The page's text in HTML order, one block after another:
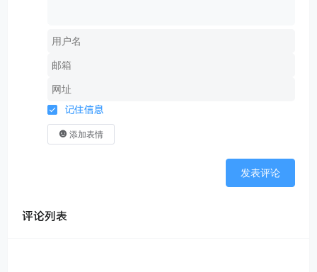
这个功能其实也是一个朋友提出来的，他经常发小红
书，用的最多的是 3:4 的图，而且喜欢用某个固定的背
景，还有某个指定的设备模型，比如 iPhone 15Pro 窄
边框。但每次打开的时候除了选择图片之外还要把背
景、模型、比例都选择一下，还是有点麻烦的。
现在我都有点后悔晚上这个功能了，因为我自己在用的
时候发现这个确实好用。
记住信息
添加表情
发表评论
评论列表